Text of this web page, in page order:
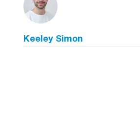
Projets
JobsKeeley Simon